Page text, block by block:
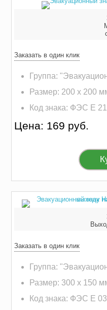
Заказать в один клик
Группа:
Размер: 200 х 200
Код знака: ФЭС E 21
Цена: 169 руб.
Заказать в один клик
Группа:
Размер: 300 х 150
Код знака: ФЭС E 03